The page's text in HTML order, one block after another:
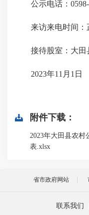
公示电话：
来访来电时间：
接待股室：大田
2023年11月1日
附件下载：
2023年大田县农村
表.xlsx
省市政府网站
联系我们